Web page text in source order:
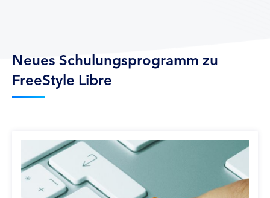
Neues Schulungsprogramm zu
FreeStyle Libre